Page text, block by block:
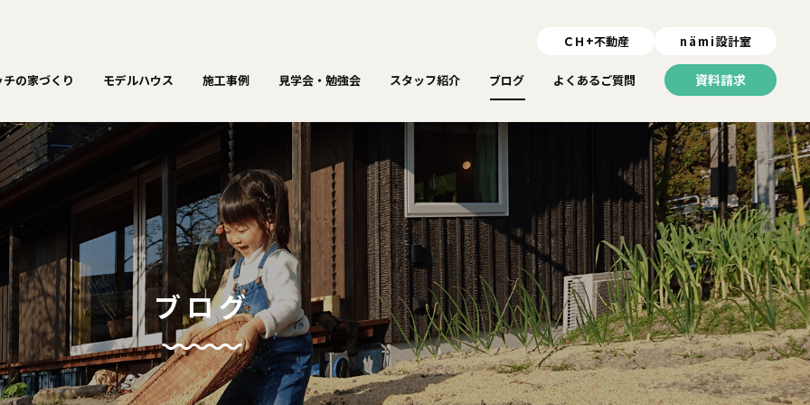
ＣＨ+不動産 nämi設計室
の家づくり モデルハウス 施工事例 見学会・勉強会 スタッフ紹介 ブログ よくあるご質問 資料請求
ブログ